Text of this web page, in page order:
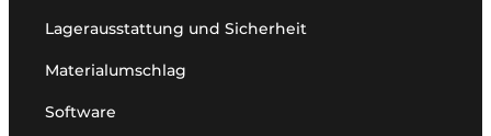
Lagerausstattung und Sicherheit
Materialumschlag
Software